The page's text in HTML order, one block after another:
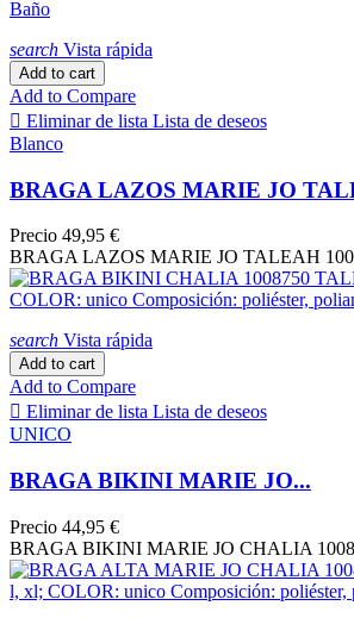
search Vista rápida
Add to cart
Add to Compare
 Eliminar de lista Lista de deseos
Blanco
BRAGA LAZOS MARIE JO
Precio 49,95 €
BRAGA LAZOS MARIE JO TALEAH
search Vista rápida
Add to cart
Add to Compare
 Eliminar de lista Lista de deseos
UNICO
BRAGA BIKINI MARIE JO...
Precio 44,95 €
BRAGA BIKINI MARIE JO CHALIA